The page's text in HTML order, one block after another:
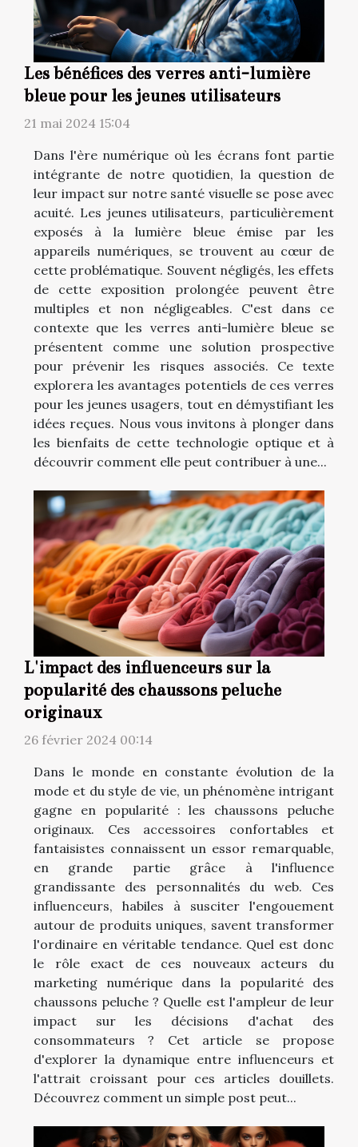
Les bénéfices des verres anti-lumière
bleue pour les jeunes utilisateurs
21 mai 2024 15:04
Dans l'ère numérique où les écrans font partie
intégrante de notre quotidien, la question de
leur impact sur notre santé visuelle se pose avec
acuité. Les jeunes utilisateurs, particulièrement
exposés à la lumière bleue émise par les
appareils numériques, se trouvent au cœur de
cette problématique. Souvent négligés, les effets
de cette exposition prolongée peuvent être
multiples et non négligeables. C'est dans ce
contexte que les verres anti-lumière bleue se
présentent comme une solution prospective
pour prévenir les risques associés. Ce texte
explorera les avantages potentiels de ces verres
pour les jeunes usagers, tout en démystifiant les
idées reçues. Nous vous invitons à plonger dans
les bienfaits de cette technologie optique et à
découvrir comment elle peut contribuer à une...
L'impact des influenceurs sur la
popularité des chaussons peluche
originaux
26 février 2024 00:14
Dans le monde en constante évolution de la
mode et du style de vie, un phénomène intrigant
gagne en popularité : les chaussons peluche
originaux. Ces accessoires confortables et
fantaisistes connaissent un essor remarquable,
en grande partie grâce à l'influence
grandissante des personnalités du web. Ces
influenceurs, habiles à susciter l'engouement
autour de produits uniques, savent transformer
l'ordinaire en véritable tendance. Quel est donc
le rôle exact de ces nouveaux acteurs du
marketing numérique dans la popularité des
chaussons peluche ? Quelle est l'ampleur de leur
impact sur les décisions d'achat des
consommateurs ? Cet article se propose
d'explorer la dynamique entre influenceurs et
l'attrait croissant pour ces articles douillets.
Découvrez comment un simple post peut...